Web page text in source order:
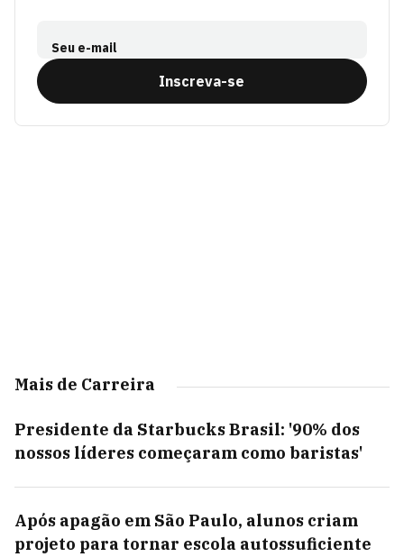
Seu e-mail
Inscreva-se
Mais de Carreira
Presidente da Starbucks Brasil: '90% dos
nossos líderes começaram como baristas'
Após apagão em São Paulo, alunos criam
projeto para tornar escola autossuficiente